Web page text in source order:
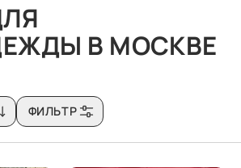
В МОСКВЕ
ФИЛЬТР